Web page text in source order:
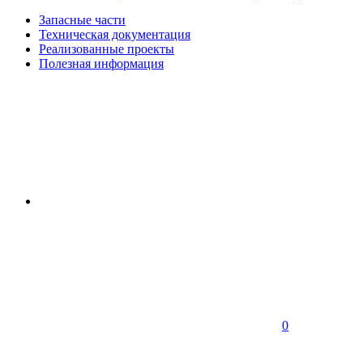
Запасные части
Техническая документация
Реализованные проекты
Полезная информация
0